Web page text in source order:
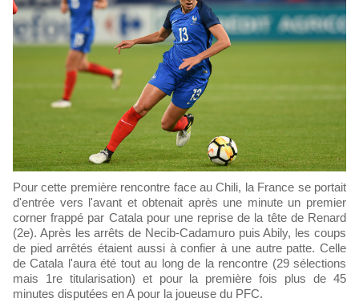
Pour cette première rencontre face au Chili, la France se portait
d'entrée vers l'avant et obtenait après une minute un premier
corner frappé par Catala pour une reprise de la tête de Renard
(2e). Après les arrêts de Necib-Cadamuro puis Abily, les coups
de pied arrêtés étaient aussi à confier à une autre patte. Celle
de Catala l'aura été tout au long de la rencontre (29 sélections
mais 1re titularisation) et pour la première fois plus de 45
minutes disputées en A pour la joueuse du PFC.